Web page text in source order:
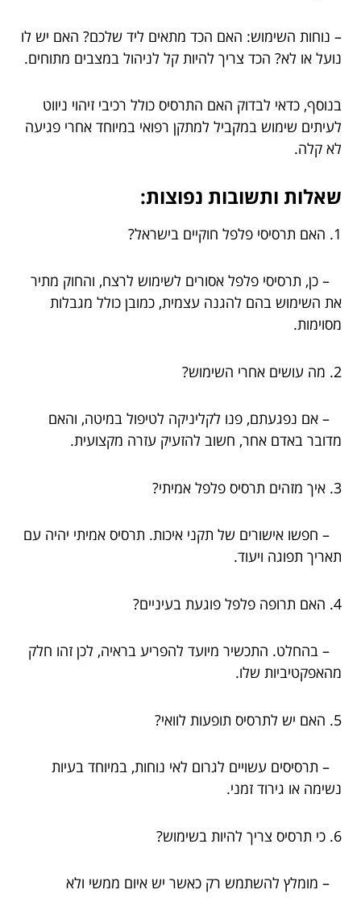
– נוחות השימוש: האם הכד מתאים ליד שלכם? האם יש לו
נועל או לא? הכד צריך להיות קל לניהול במצבים מתוחים.
בנוסף, כדאי לבדוק האם התרסיס כולל רכיבי זיהוי ניווט
לעיתים שימוש במקביל למתקן רפואי במיוחד אחרי פגיעה
לא קלה.
שאלות ותשובות נפוצות:
1. האם תרסיסי פלפל חוקיים בישראל?
– כן, תרסיסי פלפל אסורים לשימוש לרצח, והחוק מתיר
את השימוש בהם להגנה עצמית, כמובן כולל מגבלות
מסוימות.
2. מה עושים אחרי השימוש?
– אם נפגעתם, פנו לקליניקה לטיפול במיטה, והאם
מדובר באדם אחר, חשוב להזעיק עזרה מקצועית.
3. איך מזהים תרסיס פלפל אמיתי?
– חפשו אישורים של תקני איכות. תרסיס אמיתי יהיה עם
תאריך תפוגה ויעוד.
4. האם תרופה פלפל פוגעת בעיניים?
– בהחלט. התכשיר מיועד להפריע בראיה, לכן זהו חלק
מהאפקטיביות שלו.
5. האם יש לתרסיס תופעות לוואי?
– תרסיסים עשויים לגרום לאי נוחות, במיוחד בעיות
נשימה או גירוד זמני.
6. כי תרסיס צריך להיות בשימוש?
– מומלץ להשתמש רק כאשר יש איום ממשי ולא